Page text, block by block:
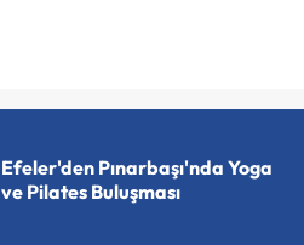
Efeler'den Pınarbaşı'nda Yoga
ve Pilates Buluşması